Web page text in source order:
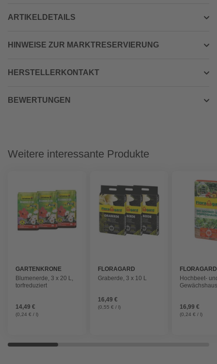
ARTIKELDETAILS
HINWEISE ZUR MARKTRESERVIERUNG
HERSTELLERKONTAKT
BEWERTUNGEN
Weitere interessante Produkte
GARTENKRONE
Blumenerde, 3 x 20 L,
torfreduziert
14,49 €
(0,24 € / l)
FLORAGARD
Graberde, 3 x 10 L
16,49 €
(0,55 € / l)
FLORAGARD
Hochbeet-
16,99 €
(0,24 € / l)